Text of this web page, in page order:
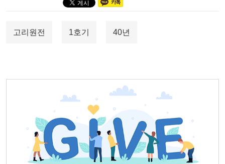
고리원전 1호기 40년